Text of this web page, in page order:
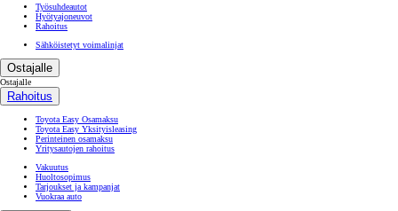
Työsuhdeautot
Hyötyajoneuvot
Rahoitus
Sähköistetyt voimalinjat
Ostajalle
Ostajalle
Rahoitus
Toyota Easy Osamaksu
Toyota Easy Yksityisleasing
Perinteinen osamaksu
Yritysautojen rahoitus
Vakuutus
Huoltosopimus
Tarjoukset ja kampanjat
Vuokraa auto